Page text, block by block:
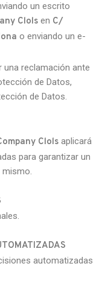
un escrito
Clols en C/
o enviando un e-
una reclamación ante
de Datos,
de Datos.
Clols aplicará
para garantizar un
mismo.
automatizadas